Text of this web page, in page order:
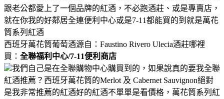
跟老公都愛上了一個品牌的紅酒，不必跑酒莊、或是專賣店，
就在你我的好鄰居全連便利中心或是7-11都能買的到就是萬花
筒系列紅酒
西班牙萬花筒葡萄酒源自：Faustino Rivero Ulecia酒莊哪裡
買： 全聯福利中心/7-11便利商店
我們自己是在全聯購物中心購買到的，如果說真的要我全聯
紅酒推薦？西班牙萬花筒的Merlot 及 Cabernet Sauvignon絕對
是我非常推薦的紅酒好的紅酒不單單是看價格，萬花筒系列紅